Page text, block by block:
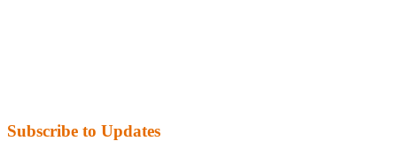
Subscribe to Updates